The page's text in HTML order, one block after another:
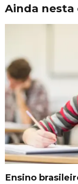
Ainda nesta
Ensino